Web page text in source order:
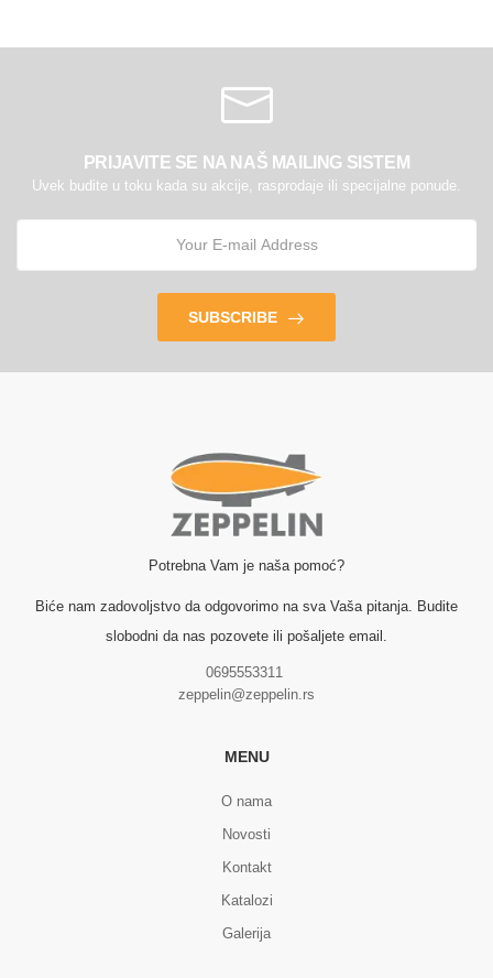
PRIJAVITE SE NA NAŠ MAILING SISTEM
Uvek budite u toku kada su akcije, rasprodaje ili specijalne ponude.
SUBSCRIBE
Potrebna Vam je naša pomoć?
Biće nam zadovoljstvo da odgovorimo na sva Vaša pitanja. Budite
slobodni da nas pozovete ili pošaljete email.
0695553311
zeppelin@zeppelin.rs
MENU
O nama
Novosti
Kontakt
Katalozi
Galerija